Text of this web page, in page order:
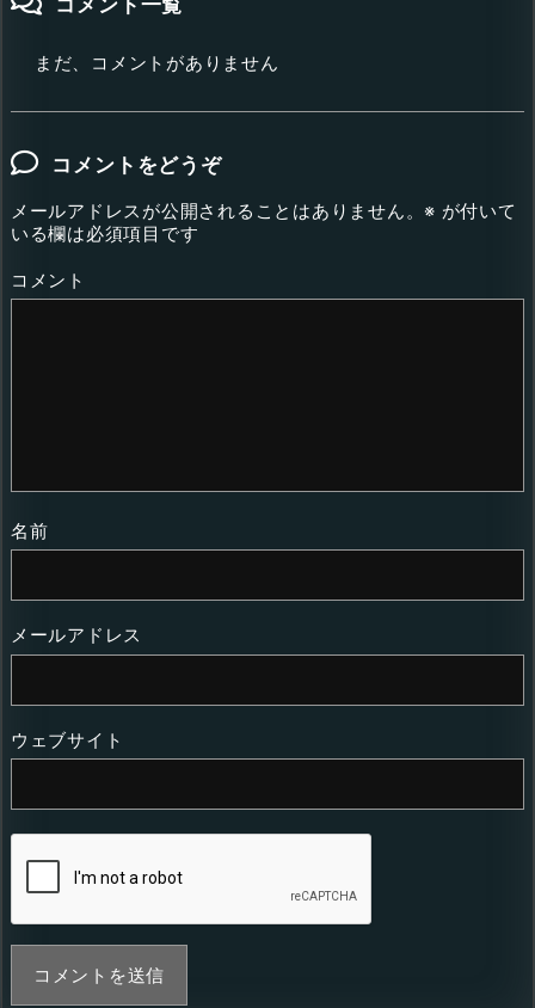
まだ、コメントがありません
コメントをどうぞ
メールアドレスが公開されることはありません。 ※ が付いて
いる欄は必須項目です
コメント
名前
メールアドレス
ウェブサイト